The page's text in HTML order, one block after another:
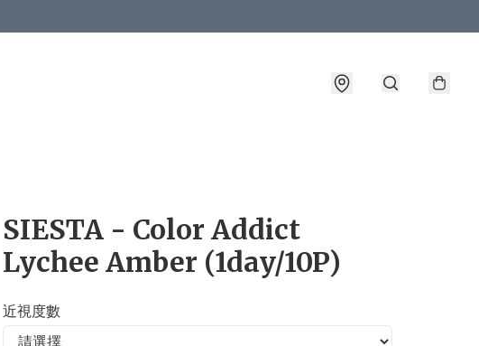
SIESTA - Color Addict
Lychee Amber (1day/10P)
近視度數